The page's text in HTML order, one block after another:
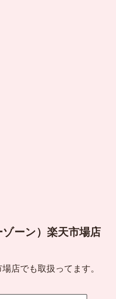
ーン）楽天市場店
店でも取扱ってます。